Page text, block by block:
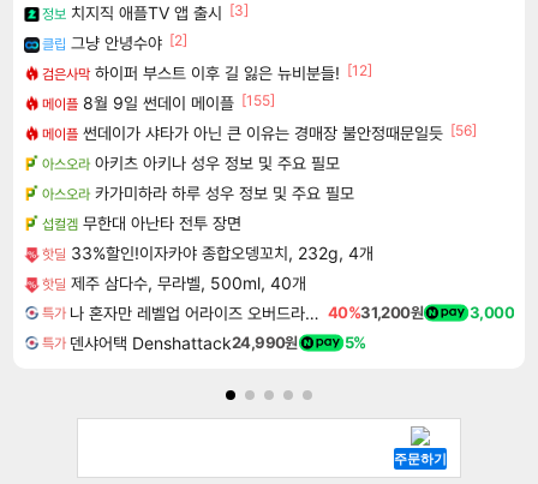
정보 치지직 애플TV 앱 출시 [3]
클립 그냥 안녕수야 [2]
검은사막 하이퍼 부스트 이후 길 잃은 뉴비분들! [12]
메이플 8월 9일 썬데이 메이플 [155]
메이플 썬데이가 샤타가 아닌 큰 이유는 경매장 불안정때문일듯 [56]
아스오라 아키츠 아키나 성우 정보 및 주요 필모
아스오라 카가미하라 하루 성우 정보 및 주요 필모
섭컬겜 무한대 아난타 전투 장면
핫딜 33%할인!이자카야 종합오뎅꼬치, 232g, 4개
핫딜 제주 삼다수, 무라벨, 500ml, 40개
특가 나 혼자만 레벨업 어라이즈 오버드라이브 디럭스 에디션 Solo Leveling Arise Overdrive Deluxe Edition 40%31,200원 3,000
특가 덴샤어택 Denshattack24,990원 5%